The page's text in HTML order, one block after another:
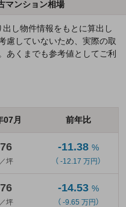
マンション相場
し物件情報をもとに算出し
慮していないため、実際の取
あくまでも参考値としてご利
07月 前年比
坪
-11.38 %
（ -12.17 万円）
坪
-14.53 %
（ -9.65 万円）